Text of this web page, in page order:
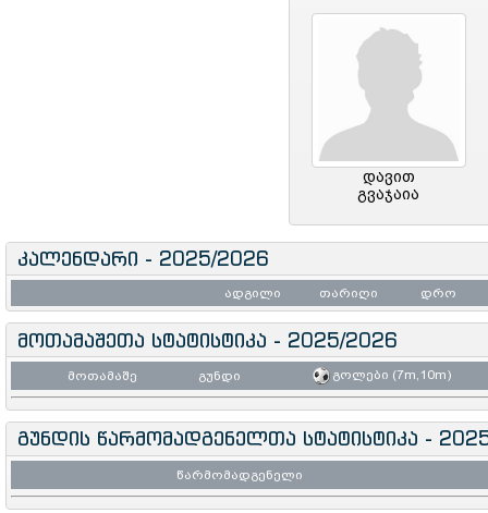
დავით
გვაჯაია
კალენდარი - 2025/2026
ადგილი თარიღი დრო
მოთამაშეთა სტატისტიკა - 2025/2026
მოთამაშე გუნდი გოლები (7m,10m)
გუნდის წარმომადგენელთა სტატისტიკა -
წარმომადგენელი